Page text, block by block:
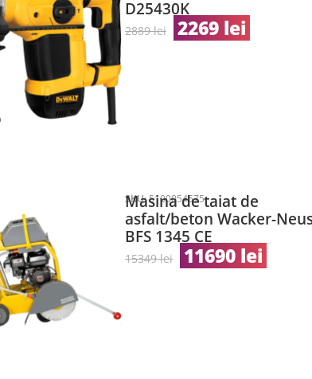
D25430K
2889lei 2269 lei
SKU:5100054575
Masina de taiat de
asfalt/beton Wacker-
BFS 1345 CE
15349lei 11690 lei